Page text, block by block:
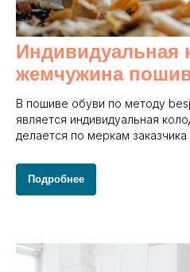
Индивидуальная
жемчужина
В пошиве обуви по методу
является индивидуальная
делается по меркам
Подробнее